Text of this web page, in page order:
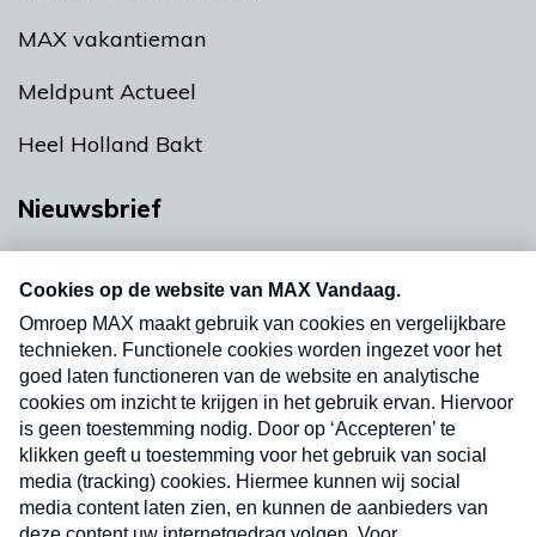
MAX vakantieman
Meldpunt Actueel
Heel Holland Bakt
Nieuwsbrief
nieuwsbrief. Elke vrijdag- en dinsdagochtend in
uw mailbox.
Verzend